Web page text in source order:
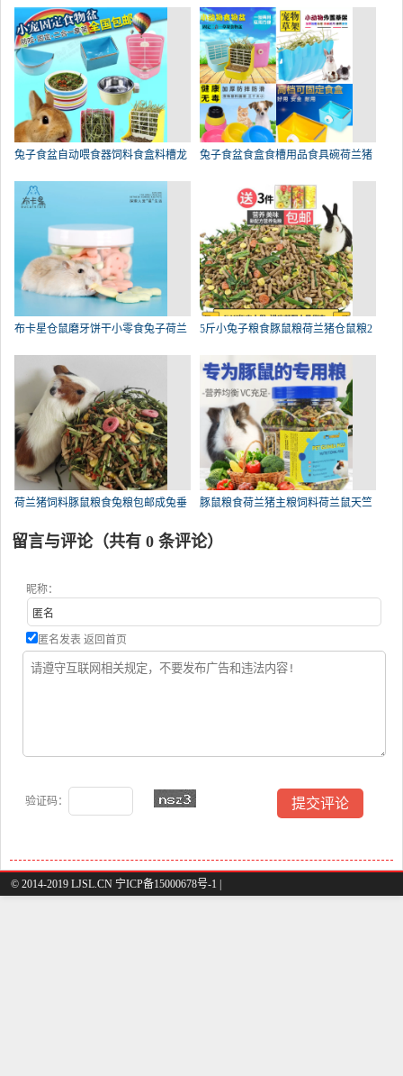
兔子食盆自动喂食器饲料食盒料槽龙 兔子食盆食盒食槽用品食具碗荷兰猪
布卡星仓鼠磨牙饼干小零食兔子荷兰 5斤小兔子粮食豚鼠粮荷兰猪仓鼠粮2
荷兰猪饲料豚鼠粮食兔粮包邮成兔垂 豚鼠粮食荷兰猪主粮饲料荷兰鼠天竺
留言与评论（共有 0 条评论）
昵称：
匿名发表 返回首页
验证码：
© 2014-2019 LJSL.CN 宁ICP备15000678号-1 |